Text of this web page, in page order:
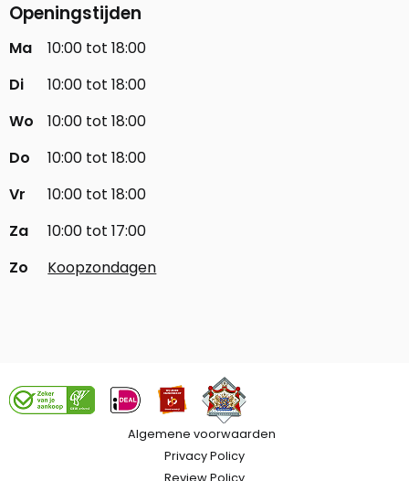
Openingstijden
Ma
10:00 tot 18:00
Di
10:00 tot 18:00
Wo
10:00 tot 18:00
Do
10:00 tot 18:00
Vr
10:00 tot 18:00
Za
10:00 tot 17:00
Zo
Koopzondagen
Algemene voorwaarden
Privacy Policy